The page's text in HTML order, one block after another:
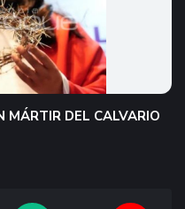
MÁRTIR DEL CALVARIO